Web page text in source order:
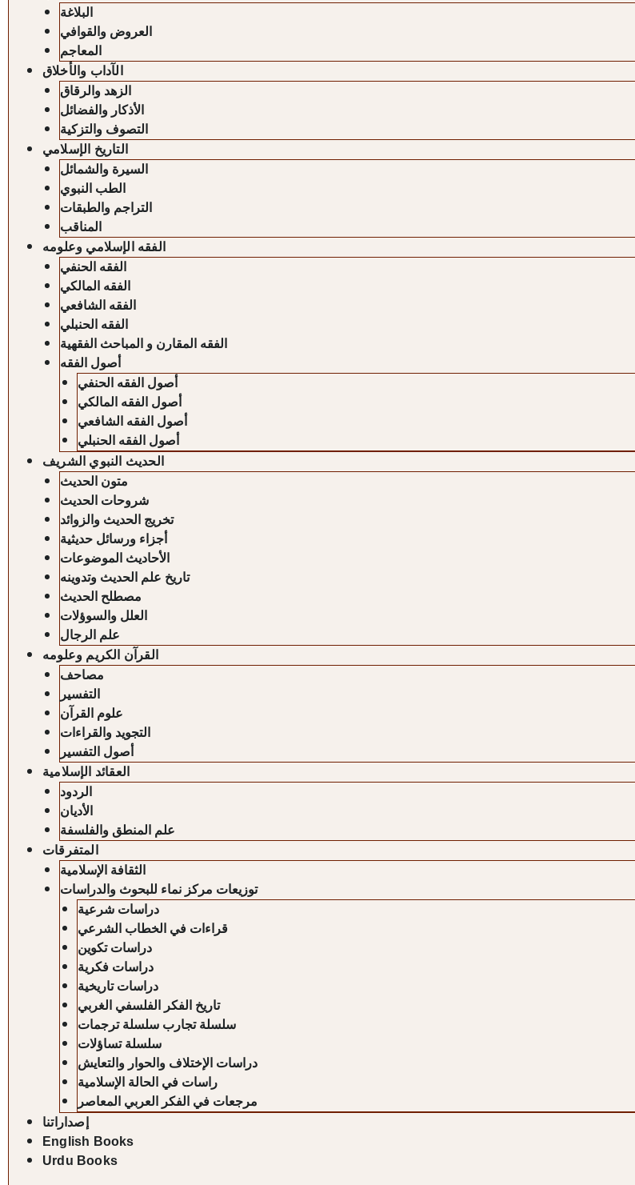
البلاغة
العروض والقوافي
المعاجم
الآداب والأخلاق
الزهد والرقاق
الأذكار والفضائل
التصوف والتزكية
التاريخ الإسلامي
السيرة والشمائل
الطب النبوي
التراجم والطبقات
المناقب
الفقه الإسلامي وعلومه
الفقه الحنفي
الفقه المالكي
الفقه الشافعي
الفقه الحنبلي
الفقه المقارن و المباحث الفقهية
أصول الفقه
أصول الفقه الحنفي
أصول الفقه المالكي
أصول الفقه الشافعي
أصول الفقه الحنبلي
الحديث النبوي الشريف
متون الحديث
شروحات الحديث
تخريج الحديث والزوائد
أجزاء ورسائل حديثية
الأحاديث الموضوعات
تاريخ علم الحديث وتدوينه
مصطلح الحديث
العلل والسوؤلات
علم الرجال
القرآن الكريم وعلومه
مصاحف
التفسير
علوم القرآن
التجويد والقراءات
أصول التفسير
العقائد الإسلامية
الردود
الأديان
علم المنطق والفلسفة
المتفرقات
الثقافة الإسلامية
توزيعات مركز نماء للبحوث والدراسات
دراسات شرعية
قراءات في الخطاب الشرعي
دراسات تكوين
دراسات فكرية
دراسات تاريخية
تاريخ الفكر الفلسفي الغربي
سلسلة تجارب سلسلة ترجمات
سلسلة تساؤلات
دراسات الإختلاف والحوار والتعايش
راسات في الحالة الإسلامية
مرجعات في الفكر العربي المعاصر
إصداراتنا
English Books
Urdu Books